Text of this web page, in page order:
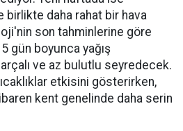
birlikte daha rahat bir hava
son tahminlerine göre
gün boyunca yağış
ve az bulutlu seyredecek.
etkisini gösterirken,
kent genelinde daha serin